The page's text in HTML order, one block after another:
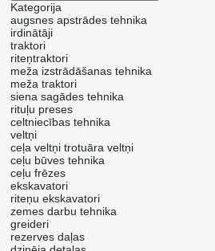
Kategorija
augsnes apstrādes tehnika
irdinātāji
traktori
riteņtraktori
meža izstrādāšanas tehnika
meža traktori
siena sagādes tehnika
rituļu preses
celtniecības tehnika
veltņi
ceļa veltņi trotuāra veltņi
ceļu būves tehnika
ceļu frēzes
ekskavatori
riteņu ekskavatori
zemes darbu tehnika
greideri
rezerves daļas